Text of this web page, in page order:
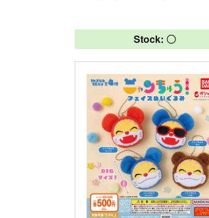
Stock: 〇